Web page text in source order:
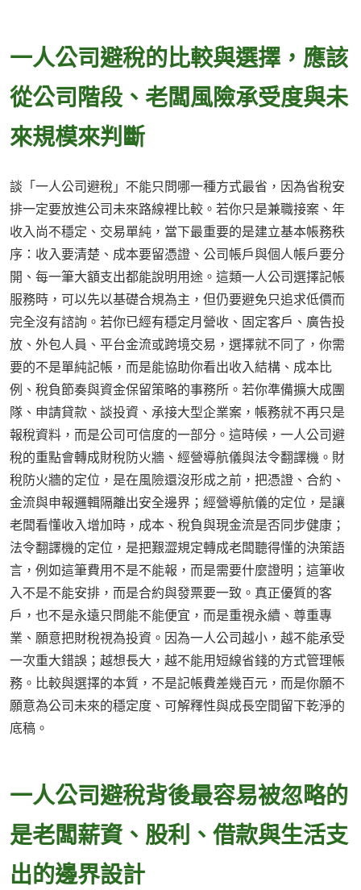
一人公司避稅的比較與選擇，應該
從公司階段、老闆風險承受度與未
來規模來判斷
談「一人公司避稅」不能只問哪一種方式最省，因為省稅安
排一定要放進公司未來路線裡比較。若你只是兼職接案、年
收入尚不穩定、交易單純，當下最重要的是建立基本帳務秩
序：收入要清楚、成本要留憑證、公司帳戶與個人帳戶要分
開、每一筆大額支出都能說明用途。這類一人公司選擇記帳
服務時，可以先以基礎合規為主，但仍要避免只追求低價而
完全沒有諮詢。若你已經有穩定月營收、固定客戶、廣告投
放、外包人員、平台金流或跨境交易，選擇就不同了，你需
要的不是單純記帳，而是能協助你看出收入結構、成本比
例、稅負節奏與資金保留策略的事務所。若你準備擴大成團
隊、申請貸款、談投資、承接大型企業案，帳務就不再只是
報稅資料，而是公司可信度的一部分。這時候，一人公司避
稅的重點會轉成財稅防火牆、經營導航儀與法令翻譯機。財
稅防火牆的定位，是在風險還沒形成之前，把憑證、合約、
金流與申報邏輯隔離出安全邊界；經營導航儀的定位，是讓
老闆看懂收入增加時，成本、稅負與現金流是否同步健康；
法令翻譯機的定位，是把艱澀規定轉成老闆聽得懂的決策語
言，例如這筆費用不是不能報，而是需要什麼證明；這筆收
入不是不能安排，而是合約與發票要一致。真正優質的客
戶，也不是永遠只問能不能便宜，而是重視永續、尊重專
業、願意把財稅視為投資。因為一人公司越小，越不能承受
一次重大錯誤；越想長大，越不能用短線省錢的方式管理帳
務。比較與選擇的本質，不是記帳費差幾百元，而是你願不
願意為公司未來的穩定度、可解釋性與成長空間留下乾淨的
底稿。
一人公司避稅背後最容易被忽略的
是老闆薪資、股利、借款與生活支
出的邊界設計